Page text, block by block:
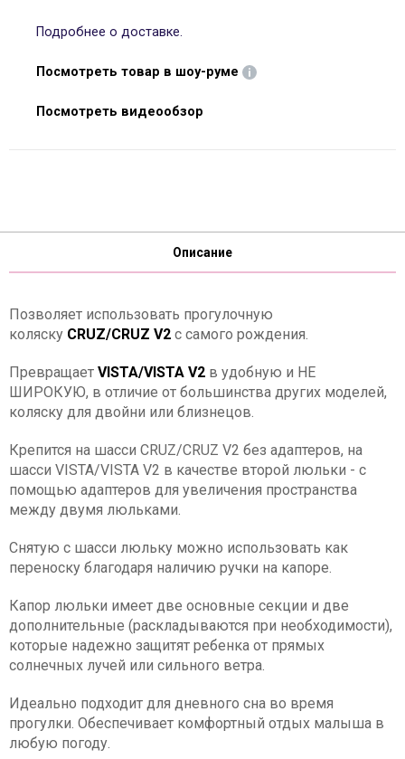
Подробнее о доставке.
Посмотреть товар в шоу-руме
Посмотреть видеообзор
Описание
Позволяет использовать прогулочную
коляску CRUZ/CRUZ V2 с самого рождения.
Превращает VISTA/VISTA V2 в удобную и НЕ
ШИРОКУЮ, в отличие от большинства других моделей,
коляску для двойни или близнецов.
Крепится на шасси CRUZ/CRUZ V2 без адаптеров, на
шасси VISTA/VISTA V2 в качестве второй люльки - с
помощью адаптеров для увеличения пространства
между двумя люльками.
Снятую с шасси люльку можно использовать как
переноску благодаря наличию ручки на капоре.
Капор люльки имеет две основные секции и две
дополнительные (раскладываются при необходимости),
которые надежно защитят ребенка от прямых
солнечных лучей или сильного ветра.
Идеально подходит для дневного сна во время
прогулки. Обеспечивает комфортный отдых малыша в
любую погоду.